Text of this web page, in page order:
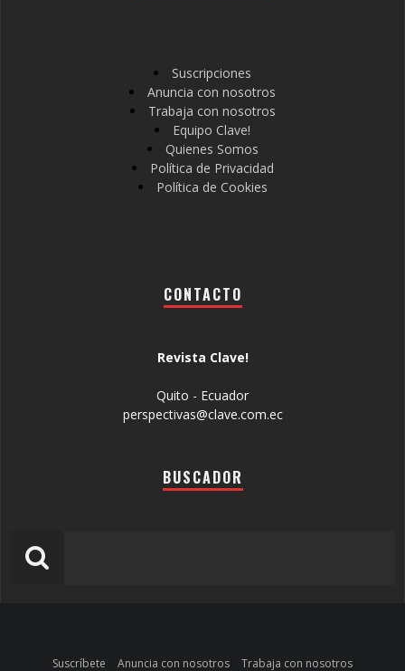
Suscripciones
Anuncia con nosotros
Trabaja con nosotros
Equipo Clave!
Quienes Somos
Política de Privacidad
Política de Cookies
CONTACTO
Revista Clave!
Quito - Ecuador
perspectivas@clave.com.ec
BUSCADOR
Suscríbete Anuncia con nosotros Trabaja con nosotros